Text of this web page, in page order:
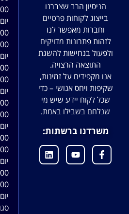
הניסיון הרב שצברנו
בייצוג לקוחות פרטיים
וחברות מאפשר לנו
לזהות פתרונות מדויקים
ולפעול בנחישות להשגת
התוצאה הרצויה.
אנו מקפידים על זמינות,
שקיפות ויחס אנושי – כדי
שכל לקוח יידע שיש מי
שנלחם בשבילו באמת.
משרדנו ברשתות: